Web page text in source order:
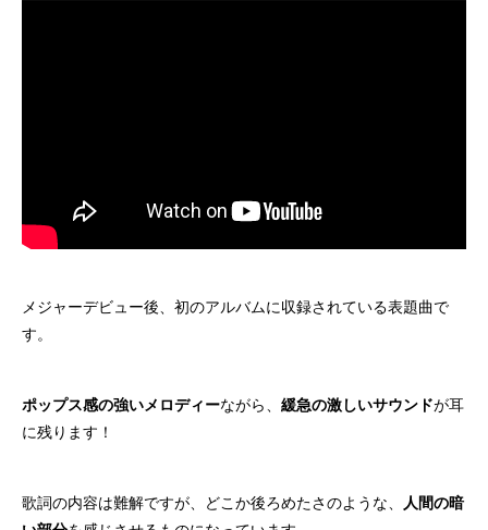
メジャーデビュー後、初のアルバムに収録されている表題曲で
す。
ポップス感の強いメロディーながら、 緩急の激しいサウンドが耳
に残ります！
歌詞の内容は難解ですが、どこか後ろめたさのような、
人間の暗